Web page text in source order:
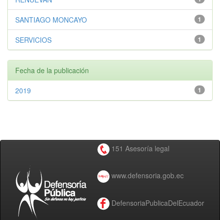
1
SANTIAGO MONCAYO
1
SERVICIOS
Fecha de la publicación
1
2019
151 Asesoría legal
www.defensoria.gob.ec
DefensoriaPublicaDelEcuador